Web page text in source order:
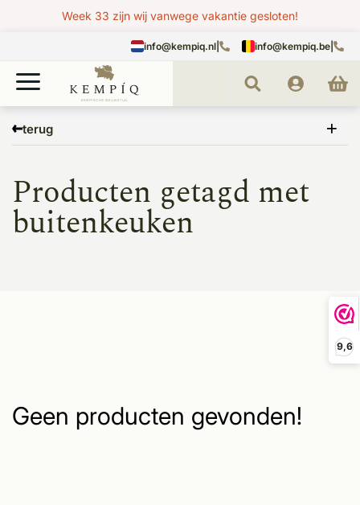
9,6
Week 33 zijn wij vanwege vakantie gesloten!
info@kempiq.nl info@kempiq.be
terug
buitenkeuken
Producten getagd met
buitenkeuken
Geen producten gevonden!